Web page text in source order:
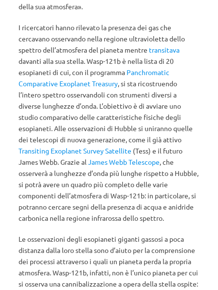
della sua atmosfera».
I ricercatori hanno rilevato la presenza dei gas che
cercavano osservando nella regione ultravioletta dello
spettro dell’atmosfera del pianeta mentre transitava
davanti alla sua stella. Wasp-121b è nella lista di 20
esopianeti di cui, con il programma Panchromatic
Comparative Exoplanet Treasury, si sta ricostruendo
l’intero spettro osservandoli con strumenti diversi a
diverse lunghezze d’onda. L’obiettivo è di avviare uno
studio comparativo delle caratteristiche fisiche degli
esopianeti. Alle osservazioni di Hubble si uniranno quelle
dei telescopi di nuova generazione, come il già attivo
Transiting Exoplanet Survey Satellite (Tess) e il futuro
James Webb. Grazie al James Webb Telescope, che
osserverà a lunghezze d’onda più lunghe rispetto a Hubble,
si potrà avere un quadro più completo delle varie
componenti dell’atmosfera di Wasp-121b: in particolare, si
potranno cercare segni della presenza di acqua e anidride
carbonica nella regione infrarossa dello spettro.
Le osservazioni degli esopianeti giganti gassosi a poca
distanza dalla loro stella sono d’aiuto per la comprensione
dei processi attraverso i quali un pianeta perda la propria
atmosfera. Wasp-121b, infatti, non è l’unico pianeta per cui
si osserva una cannibalizzazione a opera della stella ospite: